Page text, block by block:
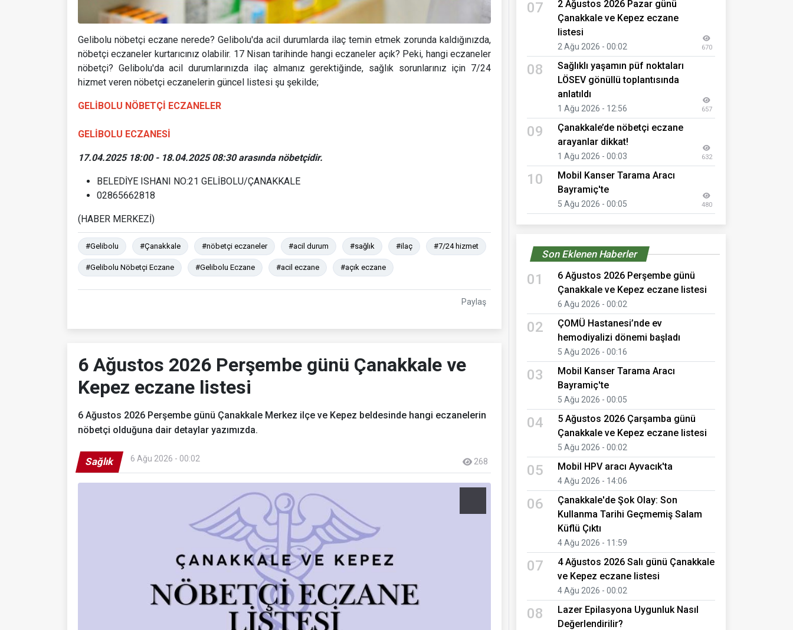
Gelibolu nöbetçi eczane nerede? Gelibolu'da acil durumlarda ilaç temin etmek zorunda kaldığınızda,
nöbetçi eczaneler kurtarıcınız olabilir. 17 Nisan tarihinde hangi eczaneler açık? Peki, hangi eczaneler
nöbetçi? Gelibolu'da acil durumlarınızda ilaç almanız gerektiğinde, sağlık sorunlarınız için 7/24
hizmet veren nöbetçi eczanelerin güncel listesi şu şekilde;
GELİBOLU NÖBETÇİ ECZANELER
GELİBOLU ECZANESİ
17.04.2025 18:00 - 18.04.2025 08:30 arasında nöbetçidir.
BELEDİYE ISHANI NO:21 GELİBOLU/ÇANAKKALE
02865662818
(HABER MERKEZİ)
#Gelibolu #Çanakkale #nöbetçi eczaneler #acil durum #sağlık #ilaç #7/24 hizmet
#Gelibolu Nöbetçi Eczane #Gelibolu Eczane #acil eczane #açık eczane
Paylaş
6 Ağustos 2026 Perşembe günü Çanakkale ve
Kepez eczane listesi
6 Ağustos 2026 Perşembe günü Çanakkale Merkez ilçe ve Kepez beldesinde hangi eczanelerin
nöbetçi olduğuna dair detaylar yazımızda.
Sağlık 6 Ağu 2026 - 00:02 268
07
2 Ağustos 2026 Pazar günü
Çanakkale ve Kepez eczane
listesi
2 Ağu 2026 - 00:02 670
08
Sağlıklı yaşamın püf noktaları
LÖSEV gönüllü toplantısında
anlatıldı
1 Ağu 2026 - 12:56 657
09
Çanakkale’de nöbetçi eczane
arayanlar dikkat!
1 Ağu 2026 - 00:03 632
10
Mobil Kanser Tarama Aracı
Bayramiç'te
5 Ağu 2026 - 00:05 480
Son Eklenen Haberler
01
6 Ağustos 2026 Perşembe günü
Çanakkale ve Kepez eczane listesi
6 Ağu 2026 - 00:02
02
ÇOMÜ Hastanesi’nde ev
hemodiyalizi dönemi başladı
5 Ağu 2026 - 00:16
03
Mobil Kanser Tarama Aracı
Bayramiç'te
5 Ağu 2026 - 00:05
04
5 Ağustos 2026 Çarşamba günü
Çanakkale ve Kepez eczane listesi
5 Ağu 2026 - 00:02
05 Mobil HPV aracı Ayvacık'ta
4 Ağu 2026 - 14:06
06
Çanakkale'de Şok Olay: Son
Kullanma Tarihi Geçmemiş Salam
Küflü Çıktı
4 Ağu 2026 - 11:59
07
4 Ağustos 2026 Salı günü Çanakkale
ve Kepez eczane listesi
4 Ağu 2026 - 00:02
08
Lazer Epilasyona Uygunluk Nasıl
Değerlendirilir?